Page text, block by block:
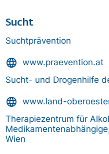
Sucht
Suchtprävention
language
www.praevention.at
Sucht- und Drogenhilfe
language
www.land-
Therapiezentrum für
Wien